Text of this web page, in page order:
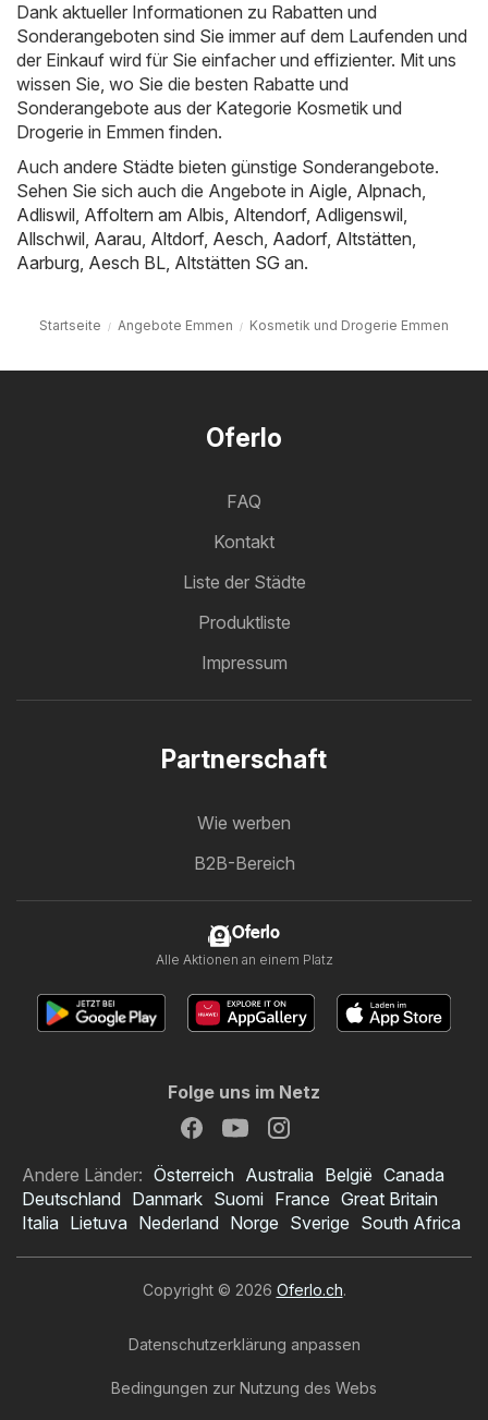
Dank aktueller Informationen zu Rabatten und
Sonderangeboten sind Sie immer auf dem Laufenden und
der Einkauf wird für Sie einfacher und effizienter. Mit uns
wissen Sie, wo Sie die besten Rabatte und
Sonderangebote aus der Kategorie Kosmetik und
Drogerie in Emmen finden.
Auch andere Städte bieten günstige Sonderangebote.
Sehen Sie sich auch die Angebote in Aigle, Alpnach,
Adliswil, Affoltern am Albis, Altendorf, Adligenswil,
Allschwil, Aarau, Altdorf, Aesch, Aadorf, Altstätten,
Aarburg, Aesch BL, Altstätten SG an.
Startseite Angebote Emmen Kosmetik und Drogerie Emmen
Oferlo
FAQ
Kontakt
Liste der Städte
Produktliste
Impressum
Partnerschaft
Wie werben
B2B-Bereich
Oferlo
Alle Aktionen an einem Platz
Folge uns im Netz
Andere Länder: Österreich Australia België Canada
Deutschland Danmark Suomi France Great Britain
Italia Lietuva Nederland Norge Sverige South Africa
Copyright © 2026 Oferlo.ch.
Datenschutzerklärung anpassen
Bedingungen zur Nutzung des Webs